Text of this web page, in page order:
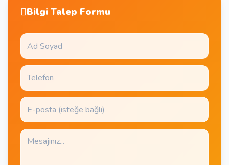
Bilgi Talep Formu